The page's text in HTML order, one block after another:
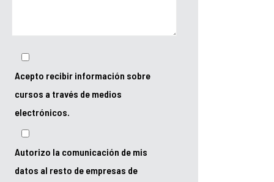
Acepto recibir información sobre
cursos a través de medios
electrónicos.
Autorizo la comunicación de mis
datos al resto de empresas de